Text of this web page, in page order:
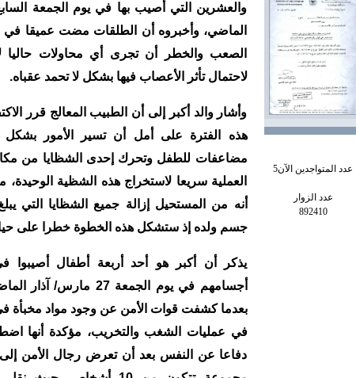
عدد المتواجدين الآن5
عدد الزوار
892410
والعشرين التي أصيب بها في يوم الجمعة
الماضي، وأخبروه أن الطلقات مضت عميقا
الصعب والخطر أن تجرى أي محاولات حاليا
لاحتمال تأثر الأعصاب فيها بشكل لا تحمد عقباه.
وأشار والد أكبر إلى أن الطبيب المعالج قرر
هذه الفترة على أمل أن تسير الأمور
مضاعفات للطفل وتحرك إحدى الشظايا من
العملية سريعا لاستخراج هذه الشظية الوحيدة،
جسم ولده إذ ستشكل هذه الخطوة خطرا على
يذكر أن أكبر هو أحد أربعة أطفال
أجسامهم في يوم الجمعة 27
بعدما كشفت قوات الأمن عن وجود مواد مخبأة
في عمليات الشغب والتخريب، مؤكدة أنها
دفاعا عن النفس بعد أن تعرض رجال الأمن